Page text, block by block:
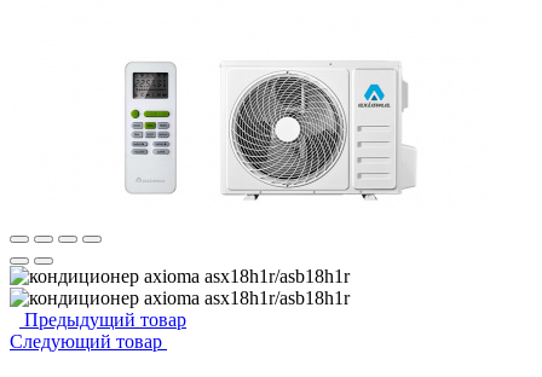
Предыдущий товар
Следующий товар